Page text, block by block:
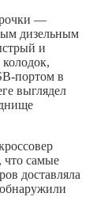
—
дизельным
и
портом в
выглядел
самые
доставляла